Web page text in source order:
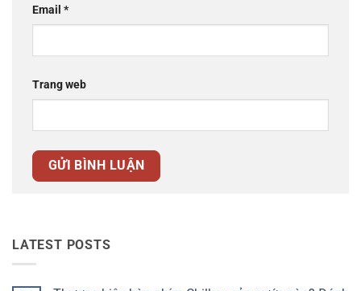
Email *
Trang web
LATEST POSTS